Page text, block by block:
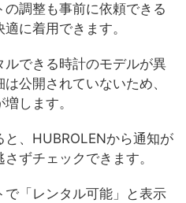
調整も事前に依頼できる
に着用できます。
できる時計のモデルが異
公開されていないため、
します。
、HUBROLENから通知が
ずチェックできます。
「レンタル可能」と表示